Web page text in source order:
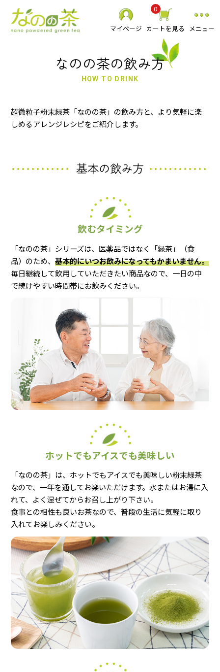
マイページ カートを見る
0
メニュー
なのの茶の飲み方
HOW TO DRINK
超微粒子粉末緑茶「なのの茶」の飲み方と、より気軽に楽
しめるアレンジレシピをご紹介します。
基本の飲み方
飲むタイミング
「なのの茶」シリーズは、医薬品ではなく「緑茶」（食
品）のため、基本的にいつお飲みになってもかまいません。
毎日継続して飲用していただきたい商品なので、一日の中
で続けやすい時間帯にお飲みください。
ホットでもアイスでも美味しい
「なのの茶」は、ホットでもアイスでも美味しい粉末緑茶
なので、一年を通してお楽いただけます。水またはお湯に入
れて、よく混ぜてからお召し上がり下さい。
食事との相性も良いお茶なので、普段の生活に気軽に取り
入れてお楽しみください。
静岡県産 粉末緑茶
べにふうき粉末緑茶
お抹茶
おすすめ商品
人気商品
定期便
商品一覧
なのの茶について
よくある質問 お客様の声
商品比較 早見表 なのの茶の飲み方
お問合せ
TEL: 0120-039604
受付時間 9:00～16:30 （土曜・日曜・祝日定休）